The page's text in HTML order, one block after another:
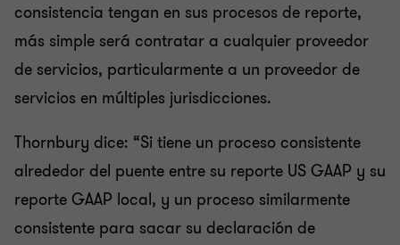
consistencia tengan en sus procesos de reporte,
más simple será contratar a cualquier proveedor
de servicios, particularmente a un proveedor de
servicios en múltiples jurisdicciones.
Thornbury dice: “Si tiene un proceso consistente
alrededor del puente entre su reporte US GAAP y su
reporte GAAP local, y un proceso similarmente
consistente para sacar su declaración de